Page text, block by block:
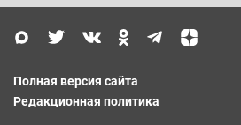
Полная версия сайта
Редакционная политика